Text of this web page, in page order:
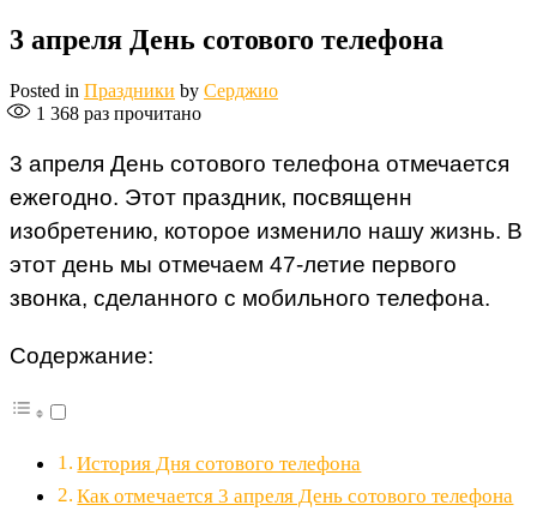
3 апреля День сотового телефона
Posted in Праздники by Серджио
1 368 раз прочитано
3 апреля День сотового телефона отмечается
ежегодно. Этот праздник, посвященн
изобретению, которое изменило нашу жизнь. В
этот день мы отмечаем 47-летие первого
звонка, сделанного с мобильного телефона.
Содержание:
История Дня сотового телефона
Как отмечается 3 апреля День сотового телефона